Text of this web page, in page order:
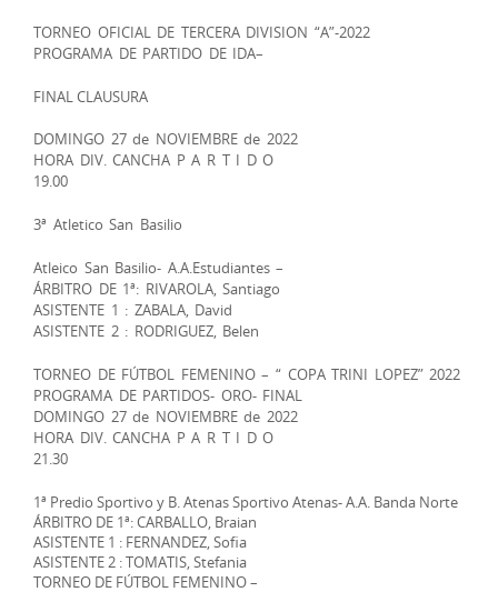
TORNEO OFICIAL DE TERCERA DIVISION “A”-2022
PROGRAMA DE PARTIDO DE IDA–
FINAL CLAUSURA
DOMINGO 27 de NOVIEMBRE de 2022
HORA DIV. CANCHA P A R T I D O
19.00
3ª Atletico San Basilio
Atleico San Basilio- A.A.Estudiantes –
ÁRBITRO DE 1ª: RIVAROLA, Santiago
ASISTENTE 1 : ZABALA, David
ASISTENTE 2 : RODRIGUEZ, Belen
TORNEO DE FÚTBOL FEMENINO – “ COPA TRINI LOPEZ” 2022
PROGRAMA DE PARTIDOS- ORO- FINAL
DOMINGO 27 de NOVIEMBRE de 2022
HORA DIV. CANCHA P A R T I D O
21.30
1ª Predio Sportivo y B. Atenas Sportivo Atenas- A.A. Banda Norte
ÁRBITRO DE 1ª: CARBALLO, Braian
ASISTENTE 1 : FERNANDEZ, Sofia
ASISTENTE 2 : TOMATIS, Stefania
TORNEO DE FÚTBOL FEMENINO –